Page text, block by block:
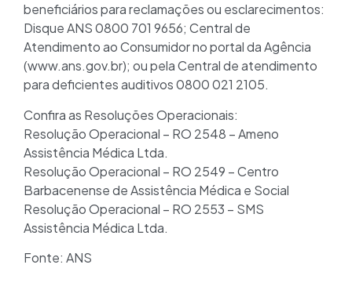
beneficiários para reclamações ou esclarecimentos:
Disque ANS 0800 701 9656; Central de
Atendimento ao Consumidor no portal da Agência
(www.ans.gov.br); ou pela Central de atendimento
para deficientes auditivos 0800 021 2105.
Confira as Resoluções Operacionais:
Resolução Operacional – RO 2548 – Ameno
Assistência Médica Ltda.
Resolução Operacional – RO 2549 – Centro
Barbacenense de Assistência Médica e Social
Resolução Operacional – RO 2553 – SMS
Assistência Médica Ltda.
Fonte: ANS